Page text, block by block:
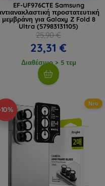
EF-UF976CTE Samsung
προστατευτική
μεμβράνη για Galaxy Z Fold 8
Ultra (57983131105)
25,90 €
23,31 €
Διαθέσιμο > 5 τεμ
Νέο